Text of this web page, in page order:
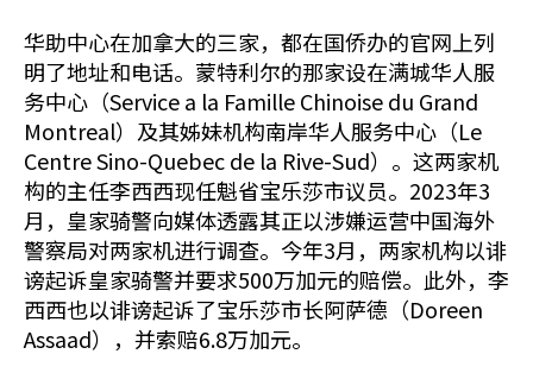
华助中心在加拿大的三家，都在国侨办的官网上列
明了地址和电话。蒙特利尔的那家设在满城华人服
务中心（Service a la Famille Chinoise du Grand
Montreal）及其姊妹机构南岸华人服务中心（Le
Centre Sino-Quebec de la Rive-Sud）。这两家机
构的主任李西西现任魁省宝乐莎市议员。2023年3
月，皇家骑警向媒体透露其正以涉嫌运营中国海外
警察局对两家机进行调查。今年3月，两家机构以诽
谤起诉皇家骑警并要求500万加元的赔偿。此外，李
西西也以诽谤起诉了宝乐莎市长阿萨德（Doreen
Assaad），并索赔6.8万加元。